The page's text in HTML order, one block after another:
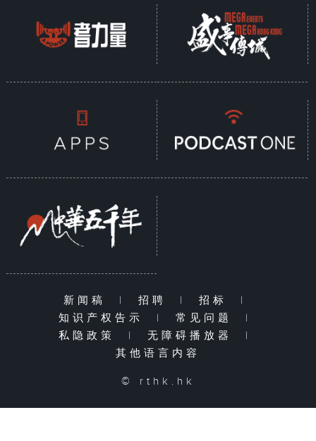
新闻稿 | 招聘 | 招标
|
知识产权告示
| 常见问题
|
私隐政策
| 无障碍播放器
|
其他语言内容
© rthk.hk